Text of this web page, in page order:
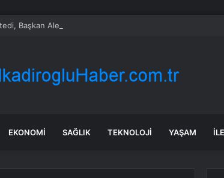
Başkan Alemdar talimat verdi
EKONOMI SAĞLIK TEKNOLOJI YAŞAM